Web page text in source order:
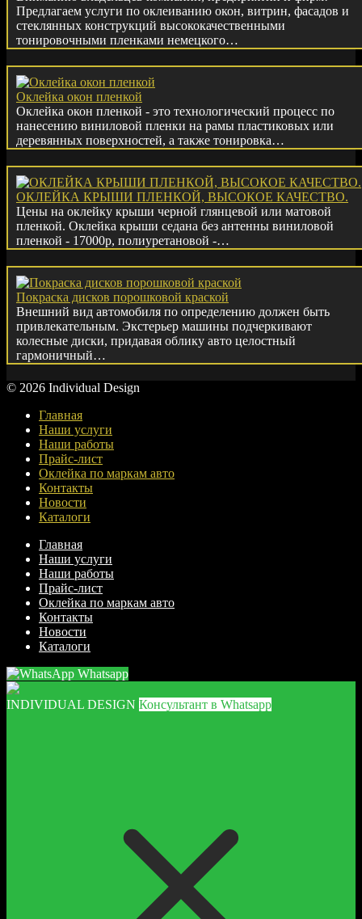
Предлагаем услуги по оклеиванию окон, витрин, фасадов и
стеклянных конструкций высококачественными
тонировочными пленками немецкого…
Оклейка окон пленкой
Оклейка окон пленкой - это технологический процесс по
нанесению виниловой пленки на рамы пластиковых или
деревянных поверхностей, а также тонировка…
ОКЛЕЙКА КРЫШИ ПЛЕНКОЙ, ВЫСОКОЕ КАЧЕСТВО.
Цены на оклейку крыши черной глянцевой или матовой
пленкой. Оклейка крыши седана без антенны виниловой
пленкой - 17000р, полиуретановой -…
Покраска дисков порошковой краской
Внешний вид автомобиля по определению должен быть
привлекательным. Экстерьер машины подчеркивают
колесные диски, придавая облику авто целостный
гармоничный…
© 2026 Individual Design
Главная
Наши услуги
Наши работы
Прайс-лист
Оклейка по маркам авто
Контакты
Новости
Каталоги
Главная
Наши услуги
Наши работы
Прайс-лист
Оклейка по маркам авто
Контакты
Новости
Каталоги
Whatsapp
INDIVIDUAL DESIGN Консультант в Whatsapp